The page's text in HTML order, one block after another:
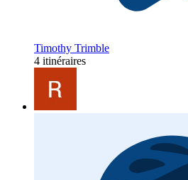
Timothy Trimble
4 itinéraires